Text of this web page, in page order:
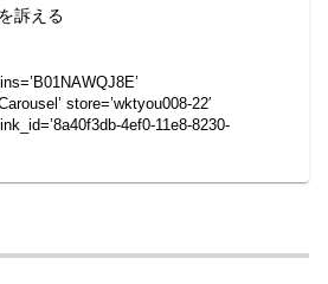
訴える
store=’wktyou008-22′
4ef0-11e8-8230-